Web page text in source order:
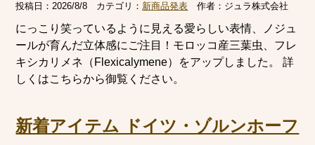
投稿日：2026/8/8 カテゴリ： 新商品発表 作者： ジュラ株式会社
にっこり笑っているように見える愛らしい表情、ノジュ
ールが育んだ立体感にご注目！モロッコ産三葉虫、フレ
キシカリメネ（Flexicalymene）をアップしました。 詳
しくはこちらから御覧ください。
新着アイテム ドイツ・ゾルンホーフ